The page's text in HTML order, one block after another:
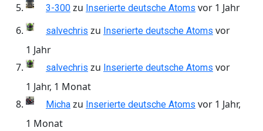
3-300 zu Inserierte deutsche Atoms vor 1 Jahr
salvechris zu Inserierte deutsche Atoms vor
1 Jahr
salvechris zu Inserierte deutsche Atoms vor
1 Jahr, 1 Monat
Micha zu Inserierte deutsche Atoms vor 1 Jahr,
1 Monat